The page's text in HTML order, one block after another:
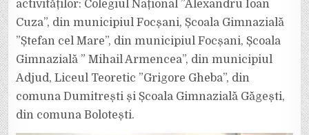
activităților: Colegiul Național ”Alexandru Ioan
Cuza”, din municipiul Focșani, Școala Gimnazială
”Ștefan cel Mare”, din municipiul Focșani, Școala
Gimnazială ” Mihail Armencea”, din municipiul
Adjud, Liceul Teoretic ”Grigore Gheba”, din
comuna Dumitrești și Școala Gimnazială Găgești,
din comuna Bolotești.